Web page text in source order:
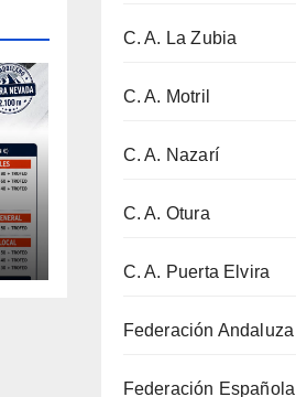
C. A. La Zubia
C. A. Motril
C. A. Nazarí
C. A. Otura
C. A. Puerta Elvira
Federación Andaluza
Federación Española